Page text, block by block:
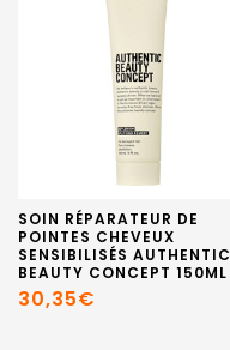
SOIN RÉPARATEUR DE
POINTES CHEVEUX
SENSIBILISÉS AUTHENTIC
BEAUTY CONCEPT 150ML
30,35€